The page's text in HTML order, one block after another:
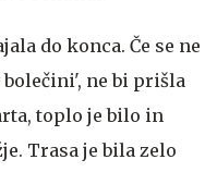
do konca. Če se ne
bolečini', ne bi prišla
toplo je bilo in
Trasa je bila zelo